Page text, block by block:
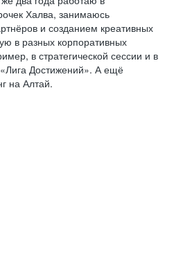
Халва, занимаюсь
и созданием креативных
в разных корпоративных
в стратегической сессии и в
«Лига Достижений». А ещё
на Алтай.